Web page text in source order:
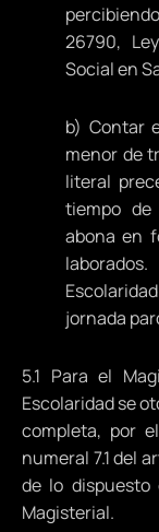
26790,
Social en
b) Contar
menor de
literal
tiempo
abona en
jornada
5.1 Para el
Escolaridad se
completa, por
numeral 7.1 del
de lo dispuesto
Magisterial.